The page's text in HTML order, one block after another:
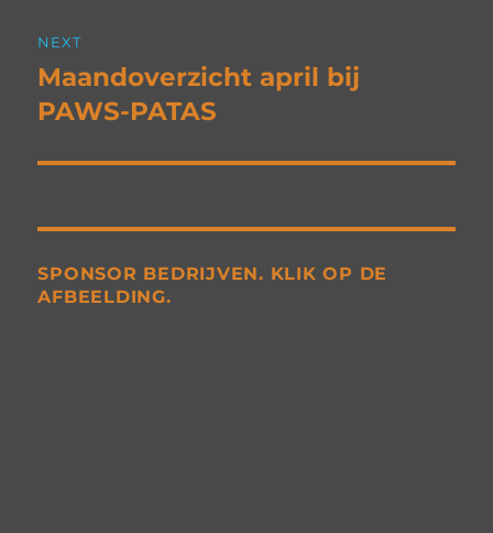
NEXT
Next
post:
Maandoverzicht april bij
PAWS-PATAS
SPONSOR BEDRIJVEN. KLIK OP DE
AFBEELDING.